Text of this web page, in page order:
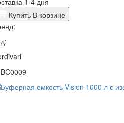
Купить В корзине